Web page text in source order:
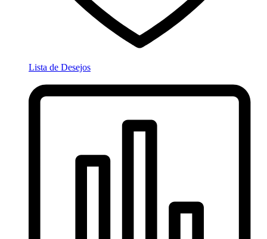
Lista de Desejos